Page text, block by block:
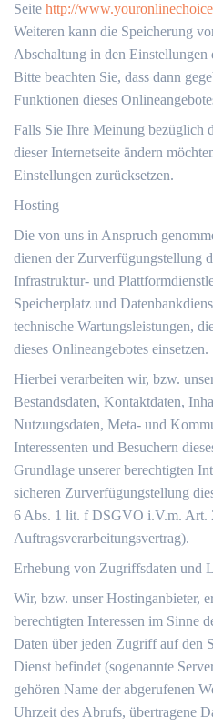
Seite http://
Weiteren kann die Speicherung
Abschaltung in den Einstellungen
Bitte beachten Sie, dass dann
Funktionen dieses
Falls Sie Ihre Meinung bezüglich
dieser Internetseite ändern
Einstellungen zurücksetzen.
Hosting
Die von uns in Anspruch
dienen der Zurverfügungstellung
Infrastruktur- und
Speicherplatz und
technische Wartungsleistungen,
dieses Onlineangebotes einsetzen.
Hierbei verarbeiten wir, bzw.
Bestandsdaten, Kontaktdaten,
Nutzungsdaten, Meta- und
Interessenten und Besuchern
Grundlage unserer berechtigten
sicheren Zurverfügungstellung
6 Abs. 1 lit. f DSGVO i.V.m. Art.
Auftragsverarbeitungsvertrag).
Erhebung von Zugriffsdaten und
Wir, bzw. unser Hostinganbieter,
berechtigten Interessen im Sinne
Daten über jeden Zugriff auf den
Dienst befindet (sogenannte
gehören Name der abgerufenen
Uhrzeit des Abrufs, übertragene